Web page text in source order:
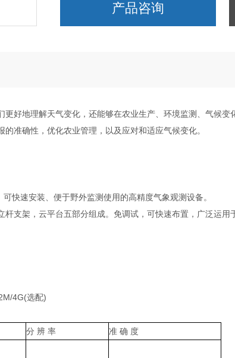
产品咨询
更好地理解天气变化，还能够在农业生产、环境监测、气候变
准确性，优化农业管理，以及应对和适应气候变化。
速安装、便于野外监测使用的高精度气象观测设备。
架，云平台五部分组成。免调试，可快速布置，广泛运用
4G(选配)
分 辨 率 准 确 度